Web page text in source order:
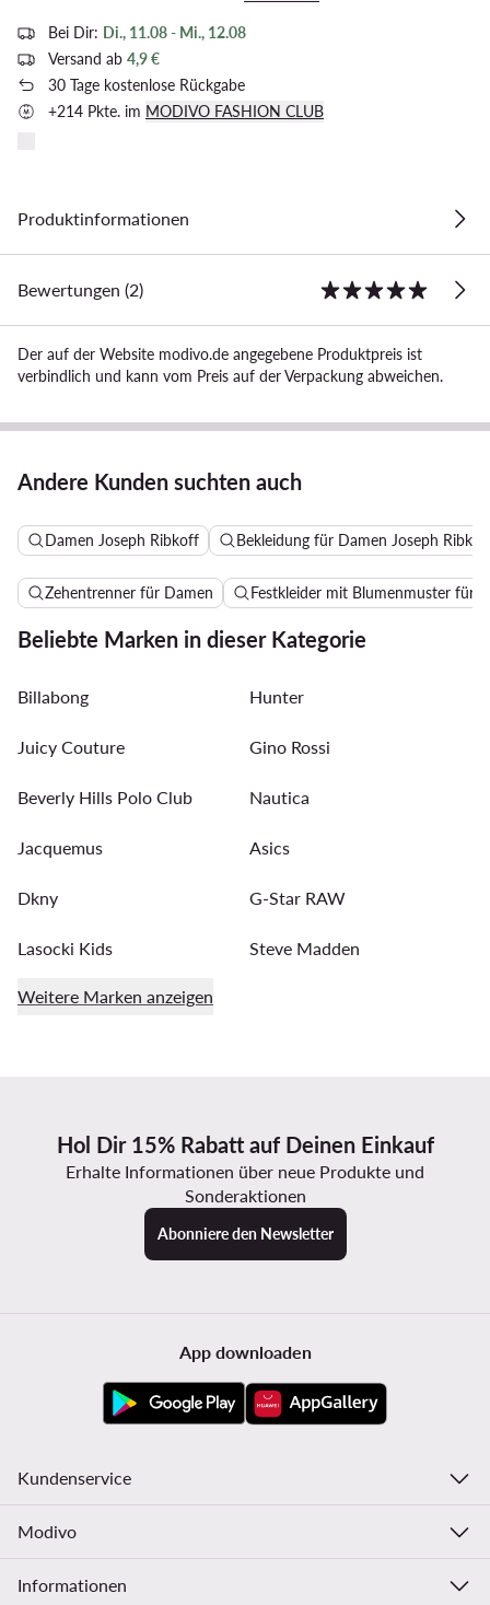
Bei Dir: Di., 11.08 - Mi., 12.08
Versand ab 4,9 €
30 Tage kostenlose Rückgabe
+214 Pkte. im MODIVO FASHION CLUB
Produktinformationen
Bewertungen (2)
Der auf der Website modivo.de angegebene Produktpreis ist
verbindlich und kann vom Preis auf der Verpackung abweichen.
Andere Kunden suchten auch
Damen Joseph Ribkoff Bekleidung für Damen Joseph
Zehentrenner für Damen Festkleider mit Blumenmuster für
Beliebte Marken in dieser Kategorie
Billabong Hunter
Juicy Couture Gino Rossi
Beverly Hills Polo Club Nautica
Jacquemus Asics
Dkny G-Star RAW
Lasocki Kids Steve Madden
Weitere Marken anzeigen
Hol Dir 15% Rabatt auf Deinen Einkauf
Erhalte Informationen über neue Produkte und
Sonderaktionen
Abonniere den Newsletter
App downloaden
Kundenservice
Modivo
Informationen